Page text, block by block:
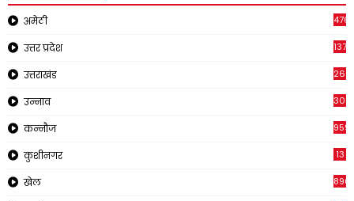
अमेठी
उत्तर प्रदेश 1378
उत्तराखंड
उन्नाव 308
कन्नौज 959
कुशीनगर 13
खेल 896